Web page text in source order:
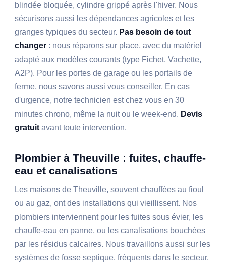
blindée bloquée, cylindre grippé après l'hiver. Nous
sécurisons aussi les dépendances agricoles et les
granges typiques du secteur. Pas besoin de tout
changer : nous réparons sur place, avec du matériel
adapté aux modèles courants (type Fichet, Vachette,
A2P). Pour les portes de garage ou les portails de
ferme, nous savons aussi vous conseiller. En cas
d'urgence, notre technicien est chez vous en 30
minutes chrono, même la nuit ou le week-end. Devis
gratuitavant toute intervention.
Plombier à Theuville : fuites, chauffe-
eau et canalisations
Les maisons de Theuville, souvent chauffées au fioul
ou au gaz, ont des installations qui vieillissent. Nos
plombiers interviennent pour les fuites sous évier, les
chauffe-eau en panne, ou les canalisations bouchées
par les résidus calcaires. Nous travaillons aussi sur les
systèmes de fosse septique, fréquents dans le secteur.